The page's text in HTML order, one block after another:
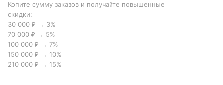
Копите сумму заказов и получайте повышенные
скидки:
30 000 ₽ → 3%
70 000 ₽ → 5%
100 000 ₽ → 7%
150 000 ₽ → 10%
210 000 ₽ → 15%